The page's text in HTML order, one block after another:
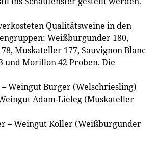
Qualitätsweine in den
Weißburgunder 180,
Muskateller 177, Sauvignon Blanc
und Morillon 42 Proben. Die
– Weingut Burger (Welschriesling)
Adam-Lieleg (Muskateller
– Weingut Koller (Weißburgunder